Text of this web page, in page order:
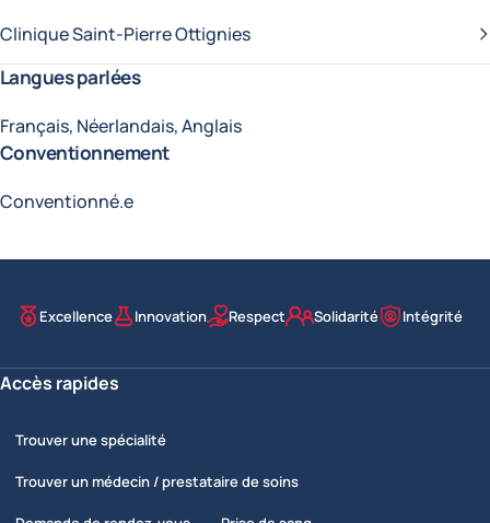
Clinique Saint-Pierre Ottignies
Langues parlées
Français, Néerlandais, Anglais
Conventionnement
Conventionné.e
Nos valeurs
Excellence Innovation Respect Solidarité Intégrité
Accès rapides
Trouver une spécialité
Trouver un médecin / prestataire de soins